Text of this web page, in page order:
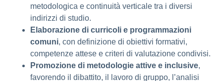
metodologica e continuità verticale tra i diversi
indirizzi di studio.
Elaborazione di curricoli e programmazioni
comuni, con definizione di obiettivi formativi,
competenze attese e criteri di valutazione condivisi.
Promozione di metodologie attive e inclusive,
favorendo il dibattito, il lavoro di gruppo, l’analisi